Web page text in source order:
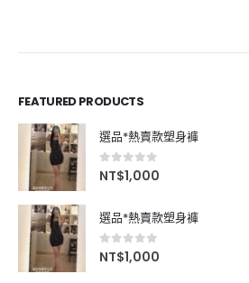
FEATURED PRODUCTS
選品*熱賣款塑身褲
0out of 5
NT$1,000
選品*熱賣款塑身褲
0out of 5
NT$1,000